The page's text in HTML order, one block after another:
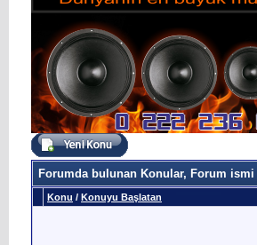
Forumda bulunan Konular, Forum ismi
Konu / Konuyu Başlatan